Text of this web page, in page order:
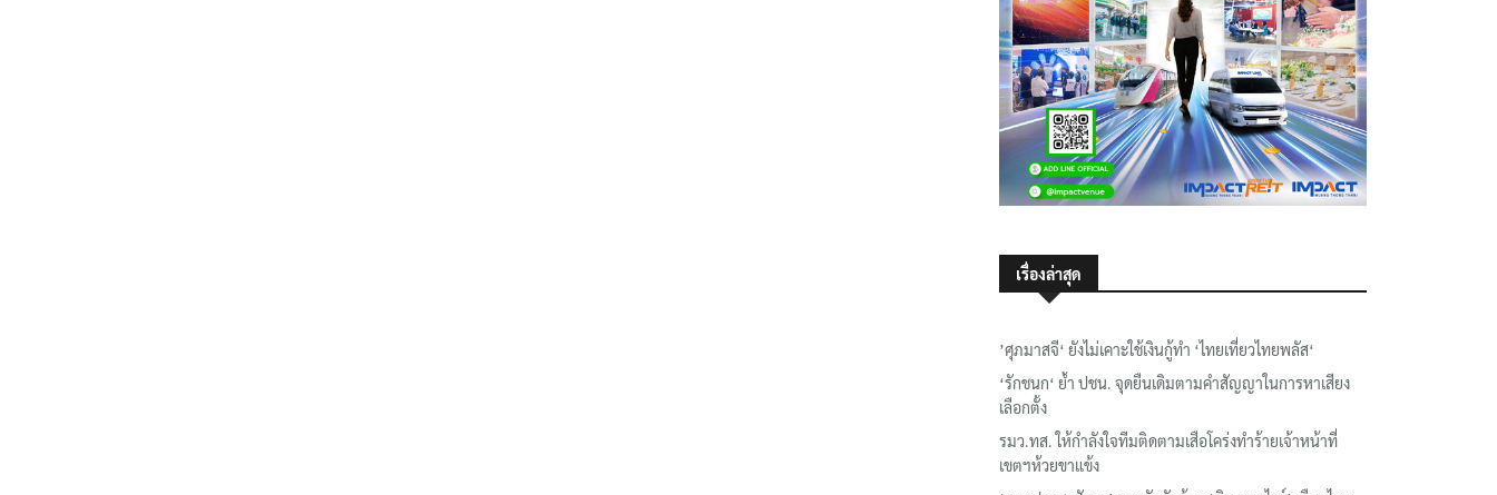
เรื่องล่าสุด
’ศุภมาสจี‘ ยังไม่เคาะใช้เงินกู้ทำ ‘ไทยเที่ยวไทยพลัส‘
‘รักชนก‘ ย้ำ ปชน. จุดยืนเดิมตามคำสัญญาในการหาเสียง
เลือกตั้ง
รมว.ทส. ให้กำลังใจทีมติดตามเสือโคร่งทำร้ายเจ้าหน้าที่
เขตฯห้วยขาแข้ง